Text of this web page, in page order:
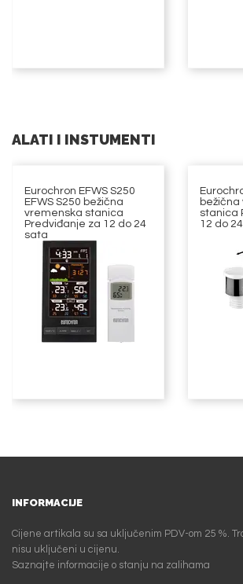
ALATI I INSTUMENTI
Eurochron EFWS S250
EFWS S250 bežična
vremenska stanica
Predviđanje za 12 do 24
sata
stanica
12 do
INFORMACIJE
Cijene artikala su sa uključenim PDV-om 25 %.
nisu uključeni u cijenu.
Saznajte informacije o stanju na zalihama